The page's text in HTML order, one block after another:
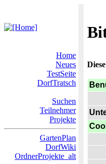
Home
Neues
TestSeite
DorfTratsch
Suchen
Teilnehmer
Projekte
GartenPlan
DorfWiki
OrdnerProjekte_alt